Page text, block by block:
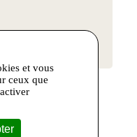
:
et vous
ceux que